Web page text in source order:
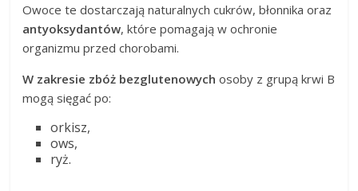
Owoce te dostarczają naturalnych cukrów, błonnika oraz
antyoksydantów, które pomagają w ochronie
organizmu przed chorobami.
W zakresie zbóż bezglutenowych osoby z grupą krwi B
mogą sięgać po:
orkisz,
ows,
ryż.